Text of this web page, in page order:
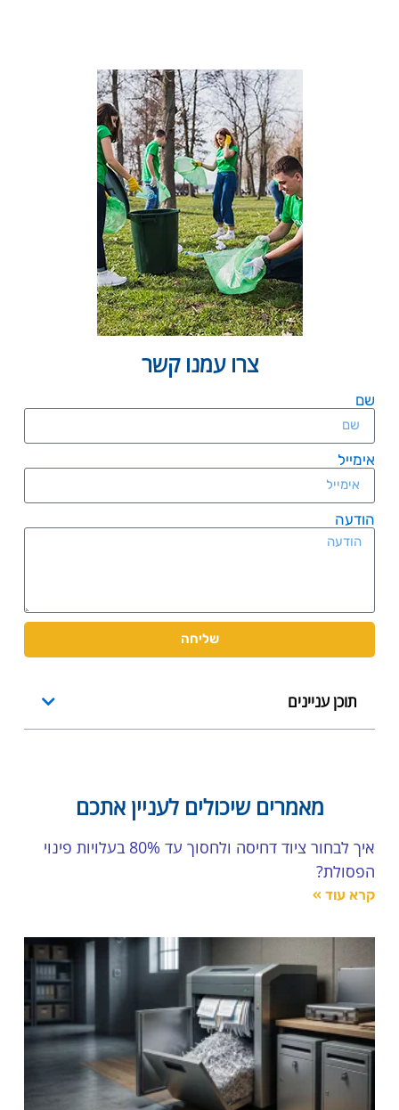
צרו עמנו קשר
שם
אימייל
הודעה
שליחה
תוכן עניינים
מאמרים שיכולים לעניין אתכם
איך לבחור ציוד דחיסה ולחסוך עד 80% בעלויות פינוי
הפסולת?
קרא עוד »